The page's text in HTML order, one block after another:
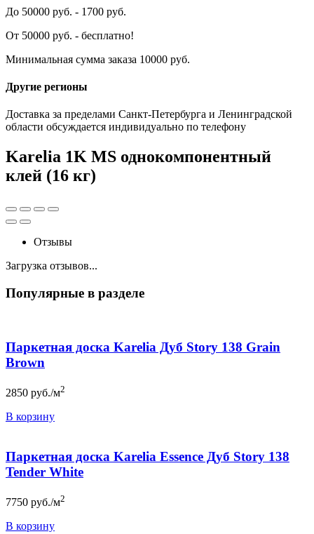
До 50000 руб. - 1700 руб.
От 50000 руб. - бесплатно!
Минимальная сумма заказа 10000 руб.
Другие регионы
Доставка за пределами Санкт-Петербурга и Ленинградской
области обсуждается индивидуально по телефону
Karelia 1K MS однокомпонентный
клей (16 кг)
Отзывы
Загрузка отзывов...
Популярные в разделе
Паркетная доска Karelia Дуб Story 138 Grain
Brown
2850 руб./м2
В корзину
Паркетная доска Karelia Essence Дуб Story 138
Tender White
7750 руб./м2
В корзину